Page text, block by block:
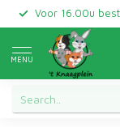
Voor 16.00u
MENU